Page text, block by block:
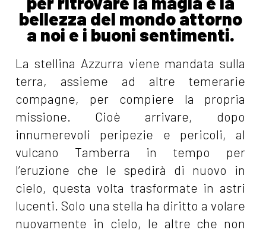
bellezza del mondo attorno
a noi e i buoni sentimenti.
La stellina Azzurra viene mandata sulla
terra, assieme ad altre temerarie
compagne, per compiere la propria
missione. Cioè arrivare, dopo
innumerevoli peripezie e pericoli, al
vulcano Tamberra in tempo per
l’eruzione che le spedirà di nuovo in
cielo, questa volta trasformate in astri
lucenti. Solo una stella ha diritto a volare
nuovamente in cielo, le altre che non